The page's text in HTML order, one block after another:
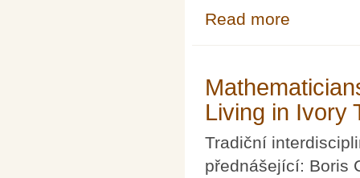
Read more
Living in Ivory
Tradiční
přednášející: Boris